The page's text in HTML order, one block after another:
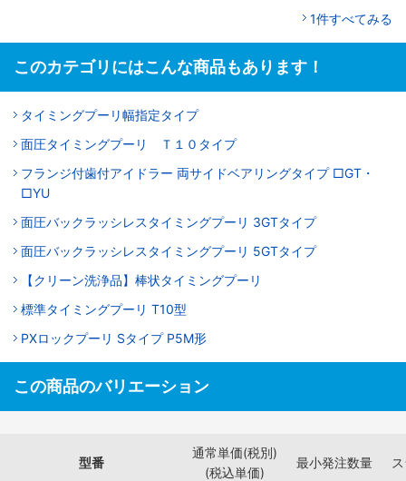
1件すべてみる
このカテゴリにはこんな商品もあります！
タイミングプーリ幅指定タイプ
面圧タイミングプーリ Ｔ１０タイプ
フランジ付歯付アイドラー 両サイドベアリングタイプ □GT・
□YU
面圧バックラッシレスタイミングプーリ 3GTタイプ
面圧バックラッシレスタイミングプーリ 5GTタイプ
【クリーン洗浄品】棒状タイミングプーリ
標準タイミングプーリ T10型
PXロックプーリ Sタイプ P5M形
この商品のバリエーション
型番
通常単価(税別)
(税込単価)
最小発注数量